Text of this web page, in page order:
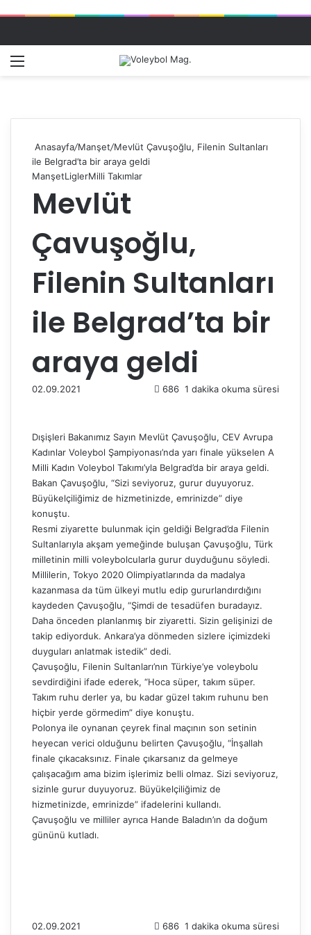
Anasayfa/Manşet/Mevlüt Çavuşoğlu, Filenin Sultanları
ile Belgrad’ta bir araya geldi
ManşetLiglerMilli Takımlar
Mevlüt
Çavuşoğlu,
Filenin Sultanları
ile Belgrad’ta bir
araya geldi
02.09.2021 686 1 dakika okuma süresi
Dışişleri Bakanımız Sayın Mevlüt Çavuşoğlu, CEV Avrupa
Kadınlar Voleybol Şampiyonası’nda yarı finale yükselen A
Milli Kadın Voleybol Takımı’yla Belgrad’da bir araya geldi.
Bakan Çavuşoğlu, “Sizi seviyoruz, gurur duyuyoruz.
Büyükelçiliğimiz de hizmetinizde, emrinizde” diye
konuştu.
Resmi ziyarette bulunmak için geldiği Belgrad’da Filenin
Sultanlarıyla akşam yemeğinde buluşan Çavuşoğlu, Türk
milletinin milli voleybolcularla gurur duyduğunu söyledi.
Millilerin, Tokyo 2020 Olimpiyatlarında da madalya
kazanmasa da tüm ülkeyi mutlu edip gururlandırdığını
kaydeden Çavuşoğlu, “Şimdi de tesadüfen buradayız.
Daha önceden planlanmış bir ziyaretti. Sizin gelişinizi de
takip ediyorduk. Ankara’ya dönmeden sizlere içimizdeki
duyguları anlatmak istedik” dedi.
Çavuşoğlu, Filenin Sultanları’nın Türkiye’ye voleybolu
sevdirdiğini ifade ederek, “Hoca süper, takım süper.
Takım ruhu derler ya, bu kadar güzel takım ruhunu ben
hiçbir yerde görmedim” diye konuştu.
Polonya ile oynanan çeyrek final maçının son setinin
heyecan verici olduğunu belirten Çavuşoğlu, “İnşallah
finale çıkacaksınız. Finale çıkarsanız da gelmeye
çalışacağım ama bizim işlerimiz belli olmaz. Sizi seviyoruz,
sizinle gurur duyuyoruz. Büyükelçiliğimiz de
hizmetinizde, emrinizde” ifadelerini kullandı.
Çavuşoğlu ve milliler ayrıca Hande Baladın’ın da doğum
gününü kutladı.
02.09.2021 686 1 dakika okuma süresi